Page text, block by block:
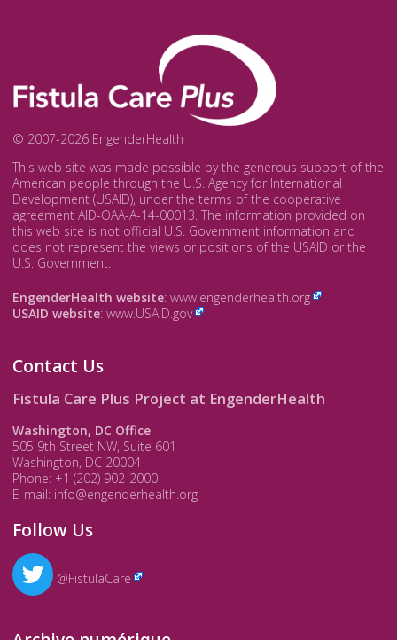
© 2007-2026 EngenderHealth
This web site was made possible by the generous support of the
American people through the U.S. Agency for International
Development (USAID), under the terms of the cooperative
agreement AID-OAA-A-14-00013. The information provided on
this web site is not official U.S. Government information and
does not represent the views or positions of the USAID or the
U.S. Government.
EngenderHealth website: www.engenderhealth.org
USAID website: www.USAID.gov
Contact Us
Fistula Care Plus Project at EngenderHealth
Washington, DC Office
505 9th Street NW, Suite 601
Washington, DC 20004
Phone: +1 (202) 902-2000
E-mail: info@engenderhealth.org
Follow Us
@FistulaCare